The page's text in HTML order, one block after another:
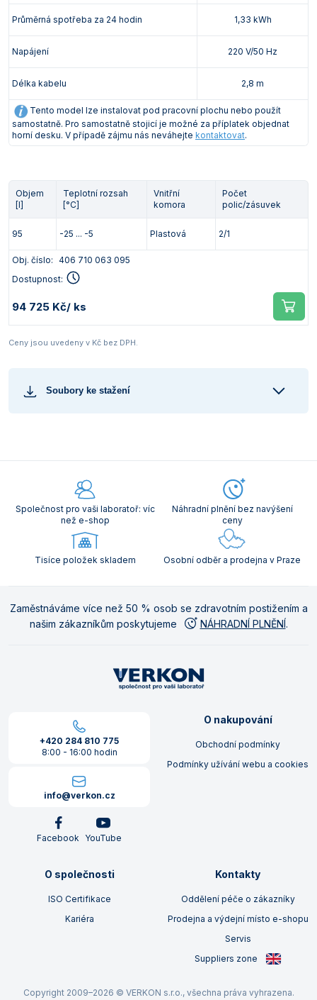
Průměrná spotřeba za 24 hodin 1,33 kWh
Napájení 220 V/50 Hz
Délka kabelu 2,8 m
Tento model lze instalovat pod pracovní plochu nebo použít
samostatně. Pro samostatně stojicí je možné za příplatek objednat
horní desku. V případě zájmu nás neváhejte kontaktovat.
Objem
[l]
Teplotní rozsah
[°C]
Vnitřní
komora
Počet
polic/zásuvek
95 -25 ... -5 Plastová 2/1
Obj. číslo: 406 710 063 095
Dostupnost:
94 725 Kč/ ks
Ceny jsou uvedeny v Kč bez DPH.
Soubory ke stažení
Společnost pro vaši laboratoř: víc
než e-shop
Náhradní plnění bez navýšení
ceny
Tisíce položek skladem Osobní odběr a prodejna v Praze
Zaměstnáváme více než 50 % osob se zdravotním postižením a
našim zákazníkům poskytujeme
NÁHRADNÍ PLNĚNÍ.
+420 284 810 775
8:00 - 16:00 hodin
info@verkon.cz
Facebook YouTube
O nakupování
Obchodní podmínky
Podmínky užívání webu a cookies
O společnosti
ISO Certifikace
Kariéra
Kontakty
Oddělení péče o zákazníky
Prodejna a výdejní místo e-shopu
Servis
Suppliers zone
Copyright 2009–2026 © VERKON s.r.o., všechna práva vyhrazena.